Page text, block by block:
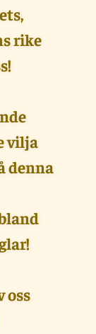
rike
vilja
denna
oss